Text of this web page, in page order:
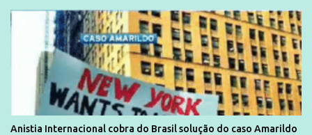
Anistia Internacional cobra do Brasil solução do caso Amarildo